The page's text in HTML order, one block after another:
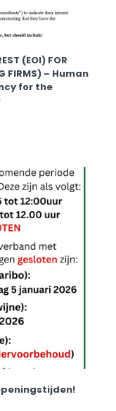
(EOI) FOR
FIRMS) – Human
for the